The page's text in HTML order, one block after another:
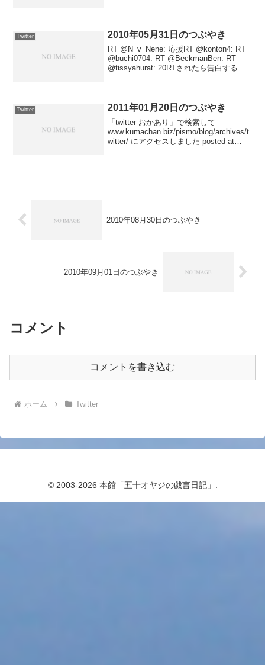
Twitter 2010年05月31日のつぶやき
RT @N_v_Nene: 応援RT @konton4: RT
@buchi0704: RT @BeckmanBen: RT
@tissyahurat: 20RTされたら告白する
Twitter 2011年01月20日のつぶやき
「twitter おかあり」で検索して
www.kumachan.biz/pismo/blog/archives/t
witter/ にアクセスしました posted at
2010年08月30日のつぶやき
2010年09月01日のつぶやき
コメント
コメントを書き込む
ホーム Twitter
© 2003-2026 本館「五十オヤジの戯言日記」.